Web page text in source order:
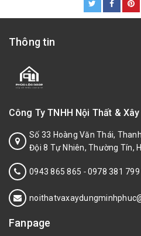
Thông tin
Công Ty TNHH Nội Thất &
Số 33 Hoàng Văn Thái,
Đội 8 Tự Nhiên, Thường Tín,
0943 865 865 -0978 381 799
Fanpage